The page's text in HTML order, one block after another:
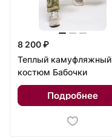
8 200 ₽
Теплый камуфляжный
костюм Бабочки
Подробнее